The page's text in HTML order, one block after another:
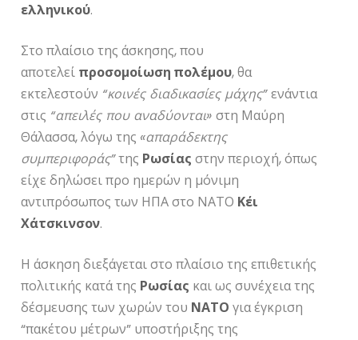
ελληνικού.
Στο πλαίσιο της άσκησης, που
αποτελεί προσομοίωση πολέμου, θα
εκτελεστούν “κοινές διαδικασίες μάχης”ενάντια
στις “απειλές που αναδύονται»στη Μαύρη
Θάλασσα, λόγω της «απαράδεκτης
συμπεριφοράς”της Ρωσίας στην περιοχή, όπως
είχε δηλώσει προ ημερών η μόνιμη
αντιπρόσωπος των ΗΠΑ στο ΝΑΤΟ Κέι
Χάτσκινσον.
Η άσκηση διεξάγεται στο πλαίσιο της επιθετικής
πολιτικής κατά της Ρωσίας και ως συνέχεια της
δέσμευσης των χωρών του ΝΑΤΟ για έγκριση
“πακέτου μέτρων” υποστήριξης της